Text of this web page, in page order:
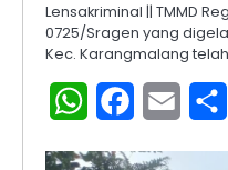
Lensakriminal || TMMD
0725/Sragen yang
Kec. Karangmalang
WhatsAppFacebook
Email